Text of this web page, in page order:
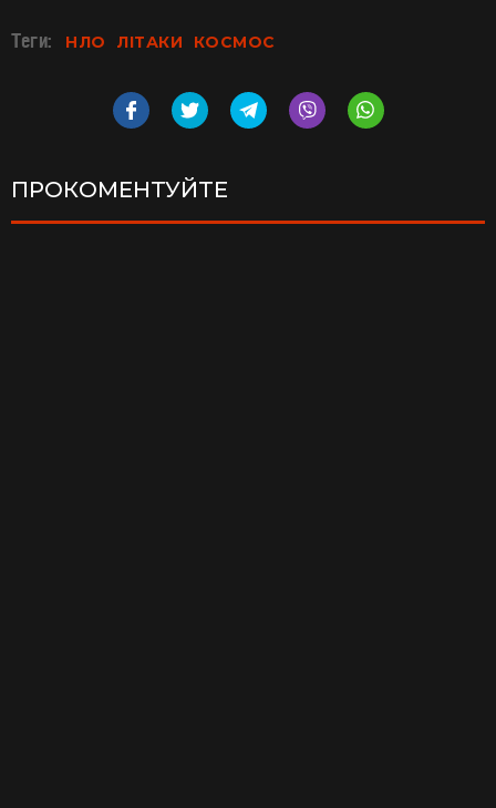
Теги: НЛО ЛІТАКИ КОСМОС
ПРОКОМЕНТУЙТЕ